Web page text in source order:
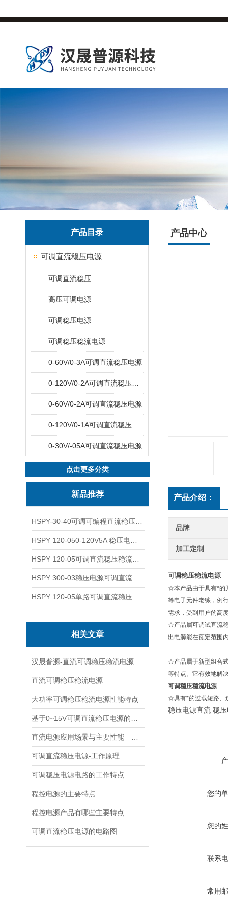
产品目录
可调直流稳压电源
可调直流稳压
高压可调电源
可调稳压电源
可调稳压稳流电源
0-60V/0-3A可调直流稳压电源
0-60V/0-2A可调直流稳压电源
0-30V/-05A可调直流稳压电源
点击更多分类
新品推荐
相关文章
汉晟普源-直流可调稳压稳流电源
直流可调稳压稳流电源
大功率可调稳压稳流电源性能特点
可调直流稳压电源-工作原理
可调稳压电源电路的工作特点
程控电源的主要特点
程控电源产品有哪些主要特点
可调直流稳压电源的电路图
产品中心
产品介绍：
品牌
加工定制
可调稳压稳流电源
☆本产品由于具有*的
等电子元件老练，例
需求，受到用户的高
☆产品属可调试直流
出电源能在额定范围
☆产品属于新型组合
等特点。它有效地解
可调稳压稳流电源
☆具有*的过载短路、
稳压电源直流 稳
您的
您的
联系
常用